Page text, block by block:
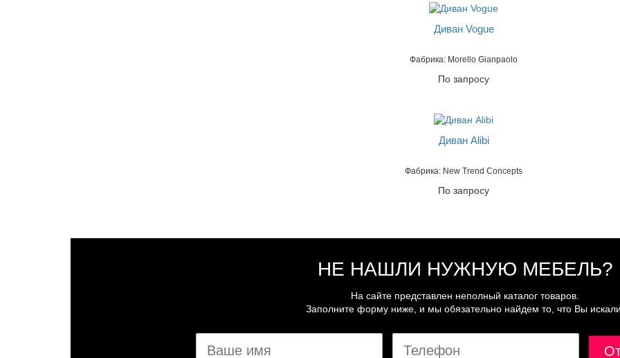
Диван Vogue
Фабрика: Morello Gianpaolo
По запросу
Диван Alibi
Фабрика: New Trend Concepts
По запросу
НЕ НАШЛИ НУЖНУЮ МЕБЕЛЬ?
На сайте представлен неполный каталог товаров.
Заполните форму ниже, и мы обязательно найдем то, что Вы